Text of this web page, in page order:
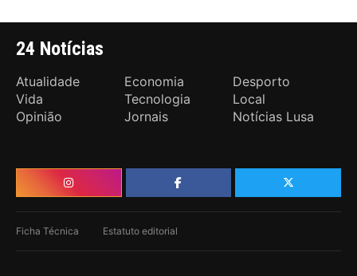
24 Notícias
Atualidade Economia
Desporto
Vida
Tecnologia
Local
Opinião
Jornais Notícias Lusa
Ficha Técnica Estatuto editorial